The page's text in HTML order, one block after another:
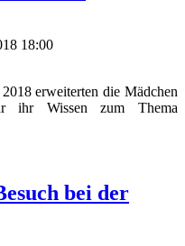
18:00
erweiterten die Mädchen
ihr Wissen zum Thema
bei der